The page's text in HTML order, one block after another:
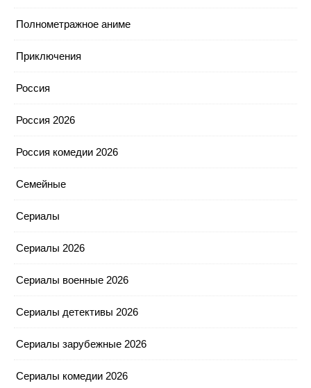
Полнометражное аниме
Приключения
Россия
Россия 2026
Россия комедии 2026
Семейные
Сериалы
Сериалы 2026
Сериалы военные 2026
Сериалы детективы 2026
Сериалы зарубежные 2026
Сериалы комедии 2026